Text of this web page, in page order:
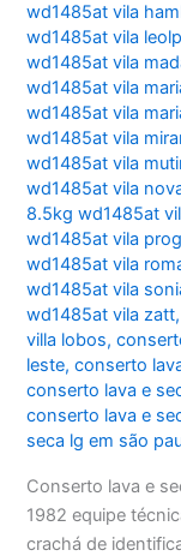
wd1485at vila
wd1485at vila
wd1485at vila
wd1485at vila
wd1485at vila
wd1485at vila
wd1485at vila
wd1485at vila
8.5kg wd1485at
wd1485at vila
wd1485at vila
wd1485at vila
wd1485at vila zatt
villa lobos,
leste,conserto
conserto lava e
conserto lava e
seca lg em são
Conserto lava e
1982 equipe
crachá de